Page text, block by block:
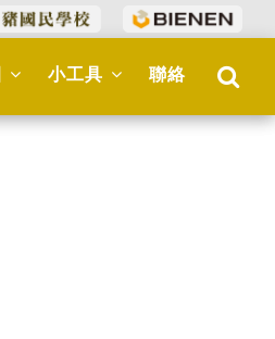
小工具 聯絡